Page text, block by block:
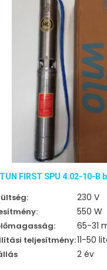
FIRST SPU 4.02-10-B
230 V
550 W
65-31
teljesítmény:11-50
2 év